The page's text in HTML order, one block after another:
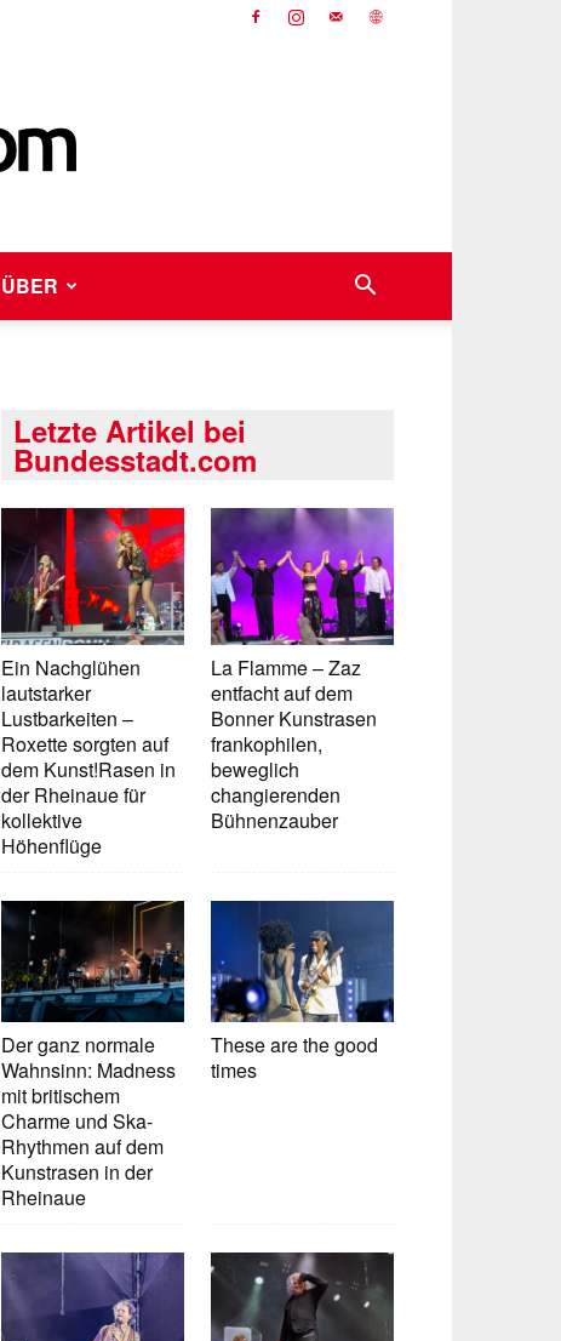
ÜBER
Letzte Artikel bei
Bundesstadt.com
Ein Nachglühen
lautstarker
Lustbarkeiten –
Roxette sorgten auf
dem Kunst!Rasen in
der Rheinaue für
kollektive
Höhenflüge
La Flamme – Zaz
entfacht auf dem
Bonner Kunstrasen
frankophilen,
beweglich
changierenden
Bühnenzauber
Der ganz normale
Wahnsinn: Madness
mit britischem
Charme und Ska-
Rhythmen auf dem
Kunstrasen in der
Rheinaue
These are the good
times